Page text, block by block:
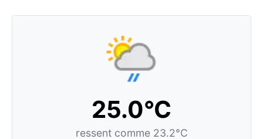
25.0°C
ressent comme 23.2°C